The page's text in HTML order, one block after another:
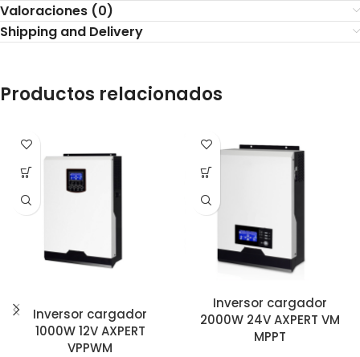
Valoraciones (0)
Shipping and Delivery
Productos relacionados
Inversor cargador
1000W 12V AXPERT
VPPWM
Inversor cargador
2000W 24V AXPERT VM
MPPT